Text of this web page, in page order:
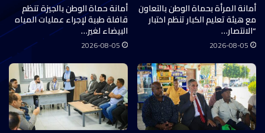
أمانة المرأة بحماة الوطن بالتعاون
مع هيئة تعليم الكبار تنظم اختبار
“الانتصار…
2026-08-05
أمانة حماة الوطن بالجيزة تنظم
قافلة طبية لإجراء عمليات المياه
البيضاء لغير…
2026-08-05